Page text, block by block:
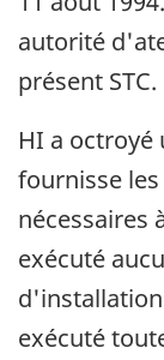
autorité
présent STC.
HI a octroyé
fournisse
nécessaires
exécuté
d'installation
exécuté